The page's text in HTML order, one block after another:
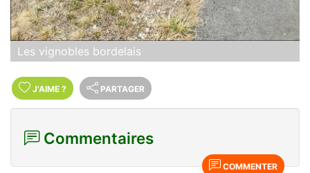
Les vignobles bordelais
J'AIME ? PARTAGER
Commentaires
COMMENTER